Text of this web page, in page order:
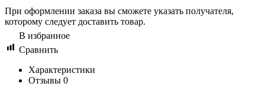
При оформлении заказа вы сможете указать получателя,
которому следует доставить товар.
В избранное
Сравнить
Характеристики
Отзывы 0